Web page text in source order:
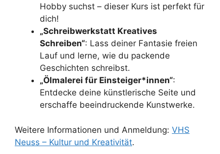
Hobby suchst – dieser Kurs ist perfekt für
dich!
„Schreibwerkstatt Kreatives
Schreiben“: Lass deiner Fantasie freien
Lauf und lerne, wie du packende
Geschichten schreibst.
„Ölmalerei für Einsteiger*innen“:
Entdecke deine künstlerische Seite und
erschaffe beeindruckende Kunstwerke.
Weitere Informationen und Anmeldung: VHS
Neuss – Kultur und Kreativität.